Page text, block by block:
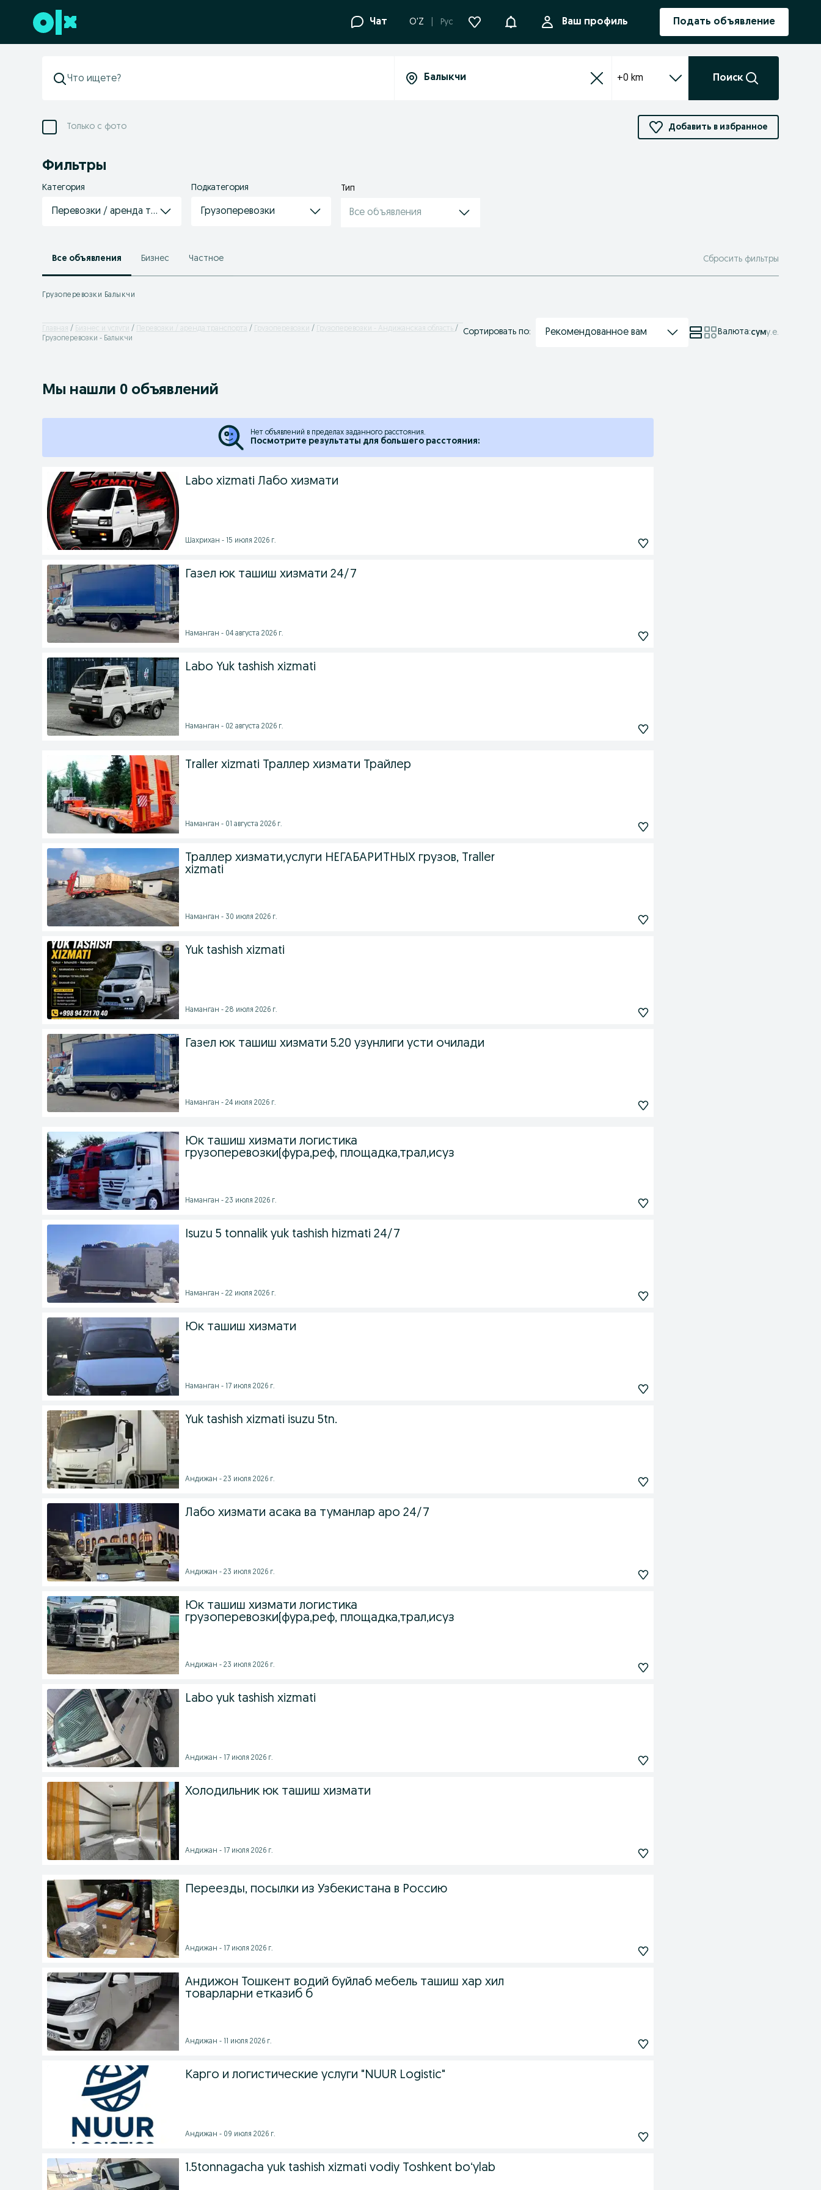
Перейти к нижнему колонтитулу Чат O'Z Рус УведомленияВаш профиль Подать объявление
+0 km Поиск
Только с фото Добавить в избранное
Фильтры
Категория
Перевозки / аренда транспорта
Подкатегория
Грузоперевозки
Тип
Все объявления
Все объявления Бизнес Частное Сбросить фильтры
Грузоперевозки Балыкчи
Главная Бизнес и услуги Перевозки / аренда транспорта Грузоперевозки
Грузоперевозки - Андижанская область
Грузоперевозки - Балыкчи
Сортировать по: Рекомендованное вам Валюта:суму.е.
Мы нашли 0 объявлений
Нет объявлений в пределах заданного расстояния.
Посмотрите результаты для большего расстояния:
Labo xizmati Лабо хизмати
Шахрихан - 15 июля 2026 г.
Газел юк ташиш хизмати 24/7
Наманган - 04 августа 2026 г.
Labo Yuk tashish xizmati
Наманган - 02 августа 2026 г.
Traller xizmati Траллер хизмати Трайлер
Наманган - 01 августа 2026 г.
Траллер хизмати,услуги НЕГАБАРИТНЫХ грузов, Traller
xizmati
Наманган - 30 июля 2026 г.
Yuk tashish xizmati
Наманган - 28 июля 2026 г.
Газел юк ташиш хизмати 5.20 узунлиги усти очилади
Наманган - 24 июля 2026 г.
Юк ташиш хизмати логистика
грузоперевозки(фура,реф, площадка,трал,исуз
Наманган - 23 июля 2026 г.
Isuzu 5 tonnalik yuk tashish hizmati 24/7
Наманган - 22 июля 2026 г.
Юк ташиш хизмати
Наманган - 17 июля 2026 г.
Yuk tashish xizmati isuzu 5tn.
Андижан - 23 июля 2026 г.
Лабо хизмати асака ва туманлар аро 24/7
Андижан - 23 июля 2026 г.
Юк ташиш хизмати логистика
грузоперевозки(фура,реф, площадка,трал,исуз
Андижан - 23 июля 2026 г.
Labo yuk tashish xizmati
Андижан - 17 июля 2026 г.
Холодильник юк ташиш хизмати
Андижан - 17 июля 2026 г.
Переезды, посылки из Узбекистана в Россию
Андижан - 17 июля 2026 г.
Андижон Тошкент водий буйлаб мебель ташиш хар хил
товарларни етказиб б
Андижан - 11 июля 2026 г.
Карго и логистические услуги "NUUR Logistic"
Андижан - 09 июля 2026 г.
1.5tonnagacha yuk tashish xizmati vodiy Toshkent boʻylab